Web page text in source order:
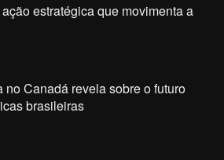
estratégica que movimenta a
no Canadá revela sobre o futuro
brasileiras